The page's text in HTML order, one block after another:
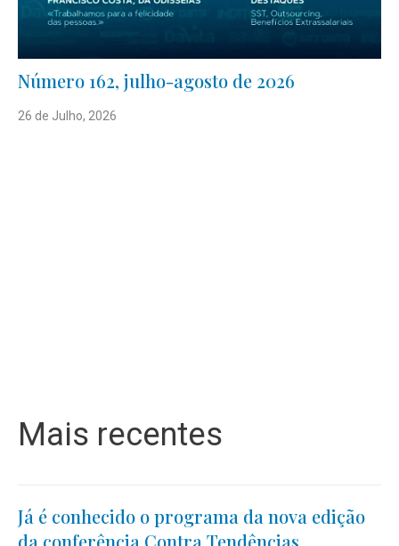
Número 162, julho-agosto de 2026
26 de Julho, 2026
Mais recentes
Já é conhecido o programa da nova edição
da conferência Contra Tendências